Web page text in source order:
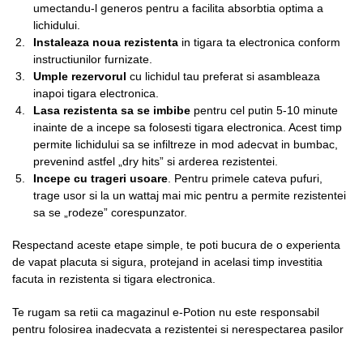
umectandu-l generos pentru a facilita absorbtia optima a
lichidului.
Instaleaza noua rezistenta in tigara ta electronica conform
instructiunilor furnizate.
Umple rezervorul cu lichidul tau preferat si asambleaza
inapoi tigara electronica.
Lasa rezistenta sa se imbibe pentru cel putin 5-10 minute
inainte de a incepe sa folosesti tigara electronica. Acest timp
permite lichidului sa se infiltreze in mod adecvat in bumbac,
prevenind astfel „dry hits” si arderea rezistentei.
Incepe cu trageri usoare . Pentru primele cateva pufuri,
trage usor si la un wattaj mai mic pentru a permite rezistentei
sa se „rodeze” corespunzator.
Respectand aceste etape simple, te poti bucura de o experienta
de vapat placuta si sigura, protejand in acelasi timp investitia
facuta in rezistenta si tigara electronica.
Te rugam sa retii ca magazinul e-Potion nu este responsabil
pentru folosirea inadecvata a rezistentei si nerespectarea pasilor